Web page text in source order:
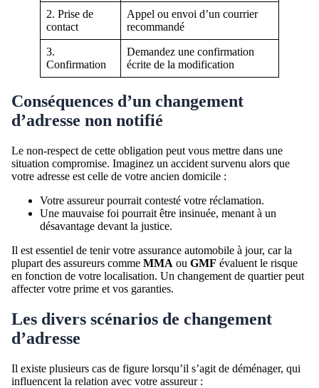
2. Prise de
contact
Appel ou envoi d’un courrier
recommandé
3.
Confirmation
Demandez une confirmation
écrite de la modification
Conséquences d’un changement
d’adresse non notifié
Le non-respect de cette obligation peut vous mettre dans une
situation compromise. Imaginez un accident survenu alors que
votre adresse est celle de votre ancien domicile :
Votre assureur pourrait contesté votre réclamation.
Une mauvaise foi pourrait être insinuée, menant à un
désavantage devant la justice.
Il est essentiel de tenir votre assurance automobile à jour, car la
plupart des assureurs comme MMA ou GMF évaluent le risque
en fonction de votre localisation. Un changement de quartier peut
affecter votre prime et vos garanties.
Les divers scénarios de changement
d’adresse
Il existe plusieurs cas de figure lorsqu’il s’agit de déménager, qui
influencent la relation avec votre assureur :